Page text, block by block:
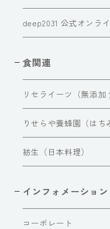
deep2031 公式オンラ
食関連
リセライーツ（無添加
りせらや養蜂園（はち
紡生（日本料理）
インフォメーショ
コーポレート